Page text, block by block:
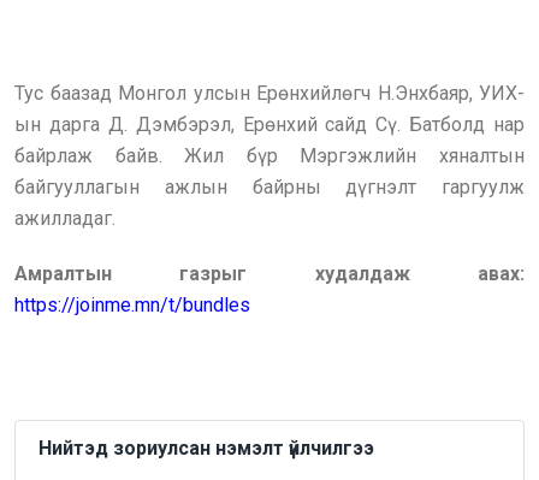
Тус баазад Монгол улсын Ерөнхийлөгч Н.Энхбаяр, УИХ-
ын дарга Д. Дэмбэрэл, Ерөнхий сайд Сү. Батболд нар
байрлаж байв. Жил бүр Мэргэжлийн хяналтын
байгууллагын ажлын байрны дүгнэлт гаргуулж
ажилладаг.
Амралтын газрыг худалдаж авах:
https://joinme.mn/t/bundles
Нийтэд зориулсан нэмэлт үйлчилгээ